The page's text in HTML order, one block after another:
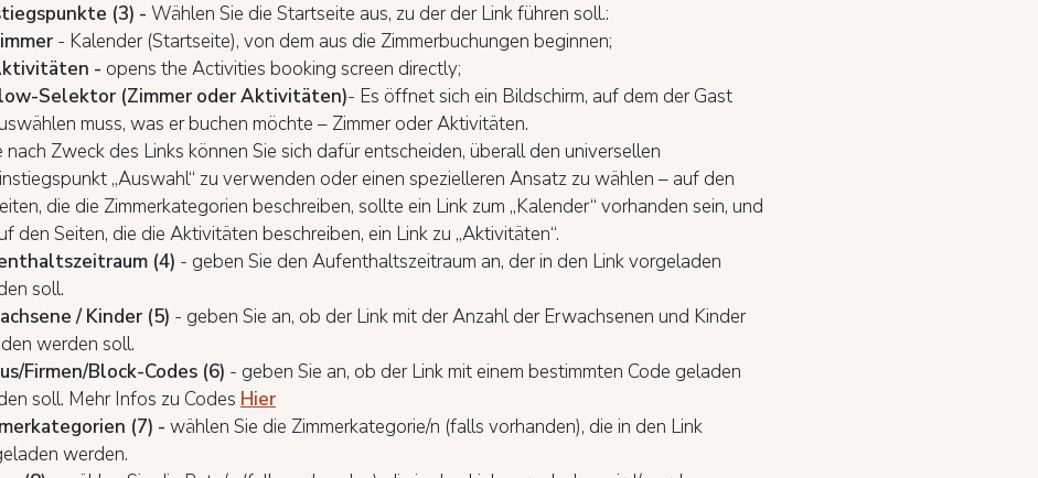
(3) - Wählen Sie die Startseite aus, zu der der Link führen soll.:
- Kalender (Startseite), von dem aus die Zimmerbuchungen beginnen;
- opens the Activities booking screen directly;
Selektor (Zimmer oder Aktivitäten)- Es öffnet sich ein Bildschirm, auf dem der Gast
muss, was er buchen möchte – Zimmer oder Aktivitäten.
nach Zweck des Links können Sie sich dafür entscheiden, überall den universellen
„Auswahl“ zu verwenden oder einen spezielleren Ansatz zu wählen – auf den
die die Zimmerkategorien beschreiben, sollte ein Link zum „Kalender“ vorhanden sein, und
den Seiten, die die Aktivitäten beschreiben, ein Link zu „Aktivitäten“.
(4) - geben Sie den Aufenthaltszeitraum an, der in den Link vorgeladen
soll.
/ Kinder (5) - geben Sie an, ob der Link mit der Anzahl der Erwachsenen und Kinder
werden soll.
Firmen/Block-Codes (6) - geben Sie an, ob der Link mit einem bestimmten Code geladen
soll. Mehr Infos zu Codes Hier
(7) - wählen Sie die Zimmerkategorie/n (falls vorhanden), die in den Link
werden.